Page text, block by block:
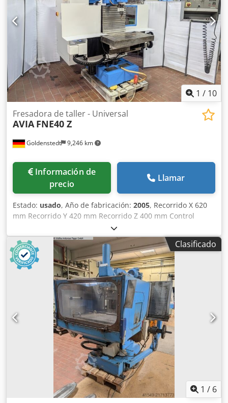
1 / 10
Goldenstedt 9,246 km
Fresadora de taller - Universal
AVIA FNE40 Z
Información de
precio
Llamar
Estado: usado, Año de fabricación: 2005, Recorrido X 620
mm Recorrido Y 420 mm Recorrido Z 400 mm Control
Heidenhain TNC 124 Rango de revoluciones - husillo 50 -
4.000 rpm Niveles de engranaje 2 Csdsylcpqepfx Ailjrf
Potencia del motor del husillo 6 kW Fuerza de sujeción 10
kN Cabezal inclinable manualmente +/-45° Diámetro máx.
de herramienta 125 mm Peso máx. de herramienta 6 kg
Superficie de la mesa de sujeción 400 x 800 mm Ranuras
en T 5x14x80 Carga máx. de la mesa 400 kg Velocidad de
avance X/Y: 0 - 6.000 mm/min Velocidad de avance Z: 0 -
4.000 mm/min Avance rápido X/Y: 6 m/min Avance rápido
Z: 4 m/min Potencia total requerida 11 kW Peso de la
máquina aprox. 2 t Dimensiones aprox. 2,9 x 3,5 x 2,0 m
Incluye: Control de trayectorias punto a punto Heidenhain
TNC124 documentación eléctrica disponible sistema de
refrigeración 2 lámparas de trabajo tornillo de banco
diversos portaherramientas diversas herramientas SK40
carenado con 2 puertas correderas disponible, fotos
próximamente
Clasificado
1 / 6